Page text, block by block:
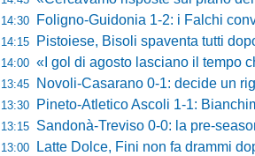
14:30 Foligno-Guidonia 1-2: i Falchi
14:15 Pistoiese, Bisoli spaventa tutti dopo il successo collo Scandicci: «Non possiamo
14:00 «I gol di agosto lasciano il tempo che trovano, ma la strada è
13:45 Novoli-Casarano 0-1: decide un rigore di Ferrara,
13:30 Pineto-Atletico Ascoli 1-1: Bianchimano illude i
13:15 Sandonà-Treviso 0-0: la pre-season
13:00 Latte Dolce, Fini non fa drammi dopo il derby perso: «Alcune